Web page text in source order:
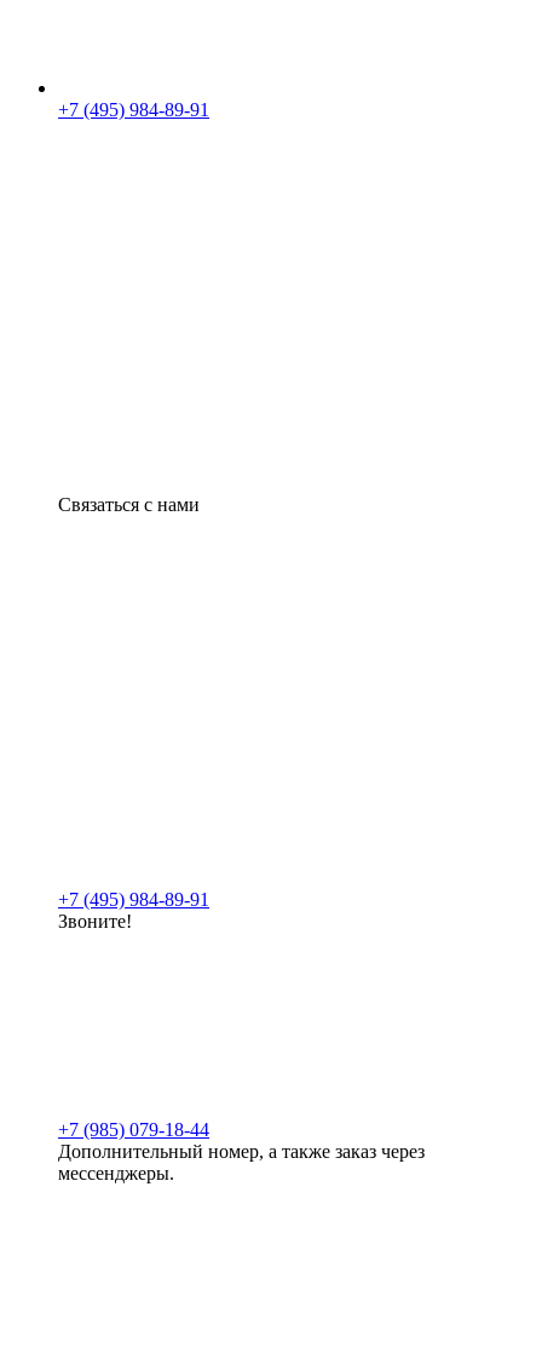
+7 (495) 984-89-91
Связаться с нами
+7 (495) 984-89-91
Звоните!
+7 (985) 079-18-44
Дополнительный номер, а также заказ через
мессенджеры.